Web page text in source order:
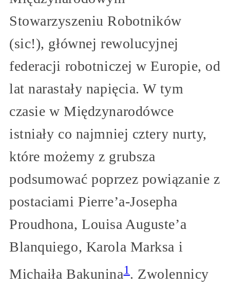
Stowarzyszeniu Robotników
(sic!), głównej rewolucyjnej
federacji robotniczej w Europie, od
lat narastały napięcia. W tym
czasie w Międzynarodówce
istniały co najmniej cztery nurty,
które możemy z grubsza
podsumować poprzez powiązanie z
postaciami Pierre’a-Josepha
Proudhona, Louisa Auguste’a
Blanquiego, Karola Marksa i
Michaiła Bakunina1. Zwolennicy